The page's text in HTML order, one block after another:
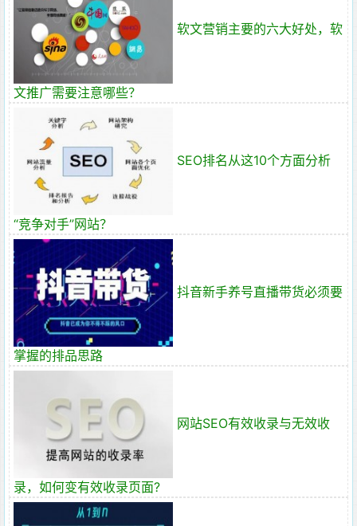
软文营销主要的六大好处，软
文推广需要注意哪些？
SEO排名从这10个方面分析
“竞争对手”网站？
抖音新手养号直播带货必须要
掌握的排品思路
网站SEO有效收录与无效收
录，如何变有效收录页面?